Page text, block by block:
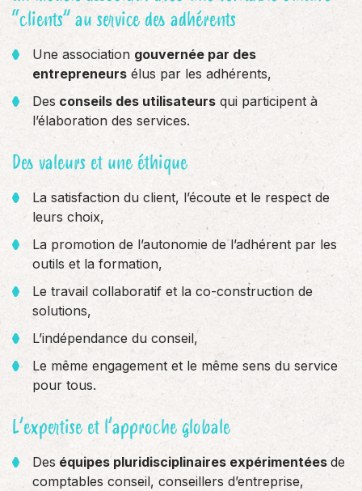
“clients” au service des adhérents
Une association gouvernée par des
entrepreneurs élus par les adhérents,
Des conseils des utilisateurs qui participent à
l’élaboration des services.
Des valeurs et une éthique
La satisfaction du client, l’écoute et le respect de
leurs choix,
La promotion de l’autonomie de l’adhérent par les
outils et la formation,
Le travail collaboratif et la co-construction de
solutions,
L’indépendance du conseil,
Le même engagement et le même sens du service
pour tous.
L’expertise et l’approche globale
Des équipes pluridisciplinaires expérimentées de
comptables conseil, conseillers d’entreprise,